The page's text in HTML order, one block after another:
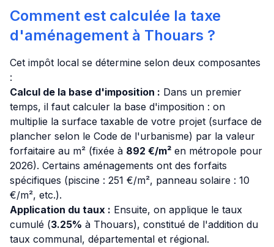
Comment est calculée la taxe
d'aménagement à Thouars ?
Cet impôt local se détermine selon deux composantes
:
Calcul de la base d'imposition : Dans un premier
temps, il faut calculer la base d'imposition : on
multiplie la surface taxable de votre projet (surface de
plancher selon le Code de l'urbanisme) par la valeur
forfaitaire au m² (fixée à 892 €/m² en métropole pour
2026). Certains aménagements ont des forfaits
spécifiques (piscine : 251 €/m², panneau solaire : 10
€/m², etc.).
Application du taux : Ensuite, on applique le taux
cumulé (3.25% à Thouars), constitué de l'addition du
taux communal, départemental et régional.